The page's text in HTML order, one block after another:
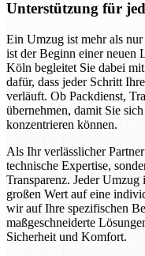
Unterstützung für
Ein Umzug ist mehr als
ist der Beginn einer neuen
Köln begleitet Sie dabei
dafür, dass jeder Schritt
verläuft. Ob Packdienst,
übernehmen, damit Sie
konzentrieren können.
Als Ihr verlässlicher
technische Expertise,
Transparenz. Jeder
großen Wert auf eine
wir auf Ihre spezifischen
maßgeschneiderte
Sicherheit und Komfort.